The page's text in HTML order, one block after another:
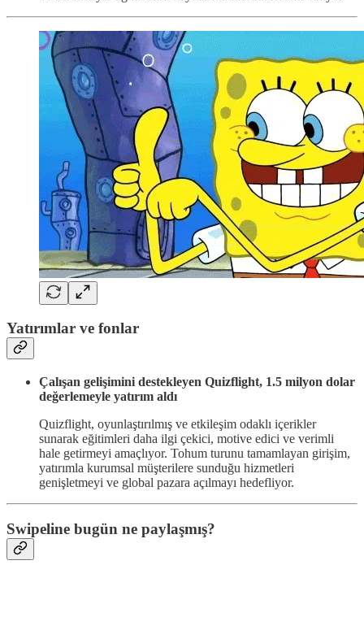
Yatırımlar ve fonlar
Çalışan gelişimini destekleyen Quizflight, 1.5 milyon dolar
değerlemeyle yatırım aldı
Quizflight, oyunlaştırılmış ve etkileşim odaklı içerikler
sunarak eğitimleri daha ilgi çekici, motive edici ve verimli
hale getirmeyi amaçlıyor. Tohum turunu tamamlayan girişim,
yatırımla kurumsal müşterilere sunduğu hizmetleri
genişletmeyi ve global pazara açılmayı hedefliyor.
Swipeline bugün ne paylaşmış?